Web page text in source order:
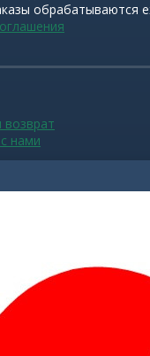
обрабатываются
возврат
нами